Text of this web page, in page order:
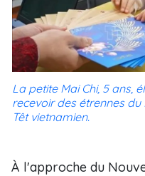
La petite Mai Chi, 5 ans,
recevoir des étrennes
Têt vietnamien.
À l'approche du